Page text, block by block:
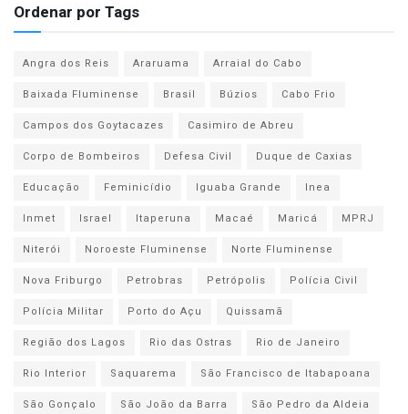
Ordenar por Tags
Angra dos Reis Araruama
Arraial do Cabo
Baixada Fluminense
Brasil Búzios
Cabo Frio
Campos dos Goytacazes
Casimiro de Abreu
Corpo de Bombeiros
Defesa Civil
Duque de Caxias
Educação
Feminicídio Iguaba Grande
Inea
Inmet
Israel Itaperuna Macaé Maricá
MPRJ
Niterói
Noroeste Fluminense
Norte Fluminense
Nova Friburgo
Petrobras Petrópolis
Polícia Civil
Polícia Militar
Porto do Açu
Quissamã
Região dos Lagos
Rio das Ostras
Rio de Janeiro
Rio Interior
Saquarema
São Francisco de Itabapoana
São Gonçalo
São João da Barra
São Pedro da Aldeia